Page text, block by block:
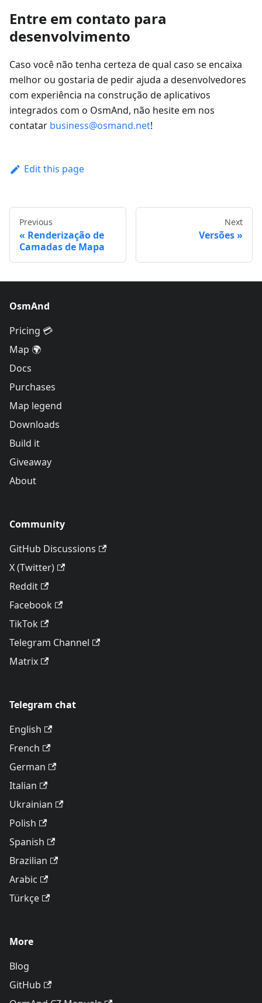
Entre em contato para
desenvolvimento
Caso você não tenha certeza de qual caso se encaixa
melhor ou gostaria de pedir ajuda a desenvolvedores
com experiência na construção de aplicativos
integrados com o OsmAnd, não hesite em nos
contatar business@osmand.net!
Edit this page
Previous
Renderização de
Camadas de Mapa
Next
Versões
OsmAnd
Pricing 💳
Map 🌍
Docs
Purchases
Map legend
Downloads
Build it
Giveaway
About
Community
GitHub Discussions
X (Twitter)
Reddit
Facebook
TikTok
Telegram Channel
Matrix
Telegram chat
English
French
German
Italian
Ukrainian
Polish
Spanish
Brazilian
Arabic
Türkçe
More
Blog
GitHub